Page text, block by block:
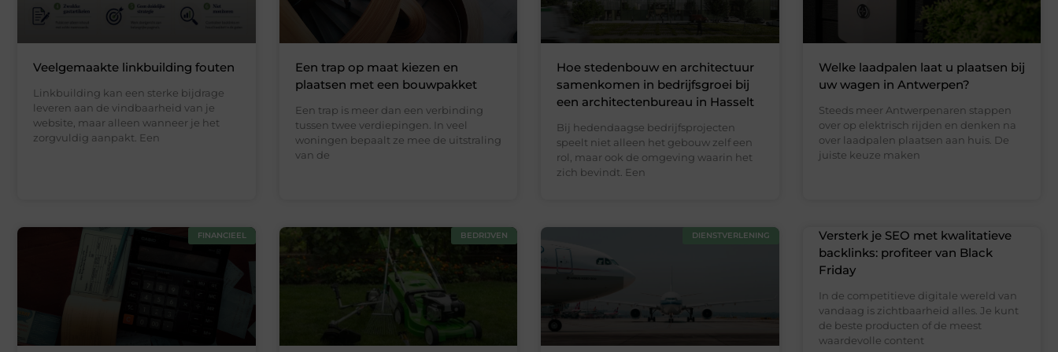
Veelgemaakte linkbuilding fouten
Linkbuilding kan een sterke bijdrage
leveren aan de vindbaarheid van je
website, maar alleen wanneer je het
zorgvuldig aanpakt. Een
Een trap op maat kiezen en
plaatsen met een bouwpakket
Een trap is meer dan een verbinding
tussen twee verdiepingen. In veel
woningen bepaalt ze mee de uitstraling
van de
Hoe stedenbouw en architectuur
samenkomen in bedrijfsgroei bij
een architectenbureau in Hasselt
Bij hedendaagse bedrijfsprojecten
speelt niet alleen het gebouw zelf een
rol, maar ook de omgeving waarin het
zich bevindt. Een
Welke laadpalen laat u plaatsen bij
uw wagen in Antwerpen?
Steeds meer Antwerpenaren stappen
over op elektrisch rijden en denken na
over laadpalen plaatsen aan huis. De
juiste keuze maken
FINANCIEEL BEDRIJVEN DIENSTVERLENING
Versterk je SEO met kwalitatieve
backlinks: profiteer van Black
Friday
In de competitieve digitale wereld van
vandaag is zichtbaarheid alles. Je kunt
de beste producten of de meest
waardevolle content